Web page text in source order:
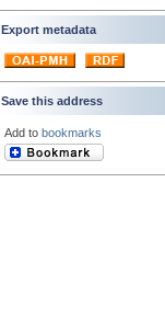
Export metadata
Save this address
Add to bookmarks